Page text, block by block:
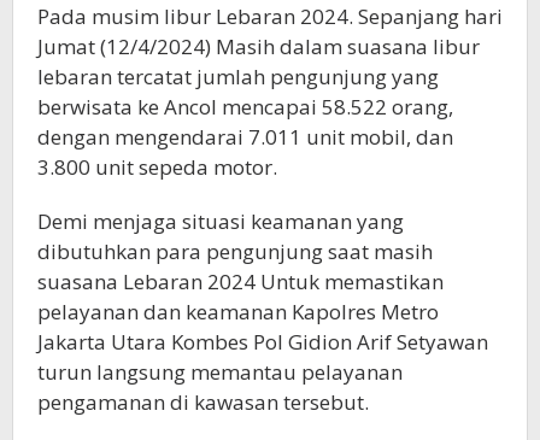
Pada musim libur Lebaran 2024. Sepanjang hari
Jumat (12/4/2024) Masih dalam suasana libur
lebaran tercatat jumlah pengunjung yang
berwisata ke Ancol mencapai 58.522 orang,
dengan mengendarai 7.011 unit mobil, dan
3.800 unit sepeda motor.
Demi menjaga situasi keamanan yang
dibutuhkan para pengunjung saat masih
suasana Lebaran 2024 Untuk memastikan
pelayanan dan keamanan Kapolres Metro
Jakarta Utara Kombes Pol Gidion Arif Setyawan
turun langsung memantau pelayanan
pengamanan di kawasan tersebut.